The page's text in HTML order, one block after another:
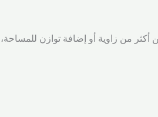
من زاوية أو إضافة توازن